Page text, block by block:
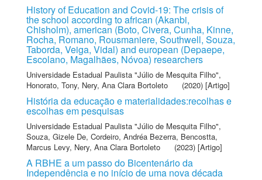
History of Education and Covid-19: The crisis of
the school according to african (Akanbi,
Chisholm), american (Boto, Civera, Cunha, Kinne,
Rocha, Romano, Rousmaniere, Southwell, Souza,
Taborda, Veiga, Vidal) and european (Depaepe,
Escolano, Magalhães, Nóvoa) researchers
Universidade Estadual Paulista "Júlio de Mesquita Filho",
Honorato, Tony, Nery, Ana Clara Bortoleto (2020) [Artigo]
História da educação e materialidades:recolhas e
escolhas em pesquisas
Universidade Estadual Paulista "Júlio de Mesquita Filho",
Souza, Gizele De, Cordeiro, Andréa Bezerra, Bencostta,
Marcus Levy, Nery, Ana Clara Bortoleto (2023) [Artigo]
A RBHE a um passo do Bicentenário da
Independência e no início de uma nova década